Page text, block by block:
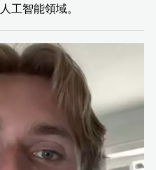
工智能領域。